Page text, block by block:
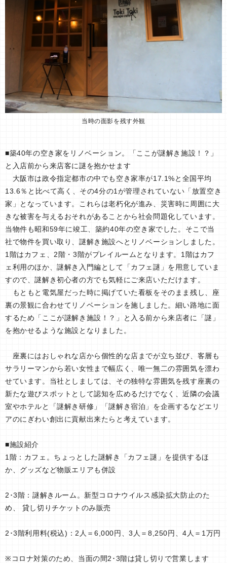
当時の面影を残す外観
■築40年の空き家をリノベーション。「ここが謎解き施設！？」
と入店前から来店客に謎を抱かせます
大阪市は政令指定都市の中でも空き家率が17.1%と全国平均
13.6％と比べて高く、その4分の1が管理されていない「放置空き
家」となっています。これらは老朽化が進み、災害時に周囲に大
きな被害を与えるおそれがあることから社会問題化しています。
当物件も昭和59年に竣工、築約40年の空き家でした。そこで当
社で物件を買い取り、謎解き施設へとリノベーションしました。
1階はカフェ、2階・3階がプレイルームとなります。1階はカフ
ェ利用のほか、謎解き入門編として「カフェ謎」を用意していま
すので、謎解き初心者の方でも気軽にご来店いただけます。
もともと電気屋だった時に掲げていた看板をそのまま残し、座
裏の景観に合わせてリノベーションを施しました。細い路地に面
するため「ここが謎解き施設！？」と入る前から来店者に「謎」
を抱かせるような施設となりました。
座裏にはおしゃれな店から個性的な店までが立ち並び、客層も
サラリーマンから若い女性まで幅広く、唯一無二の雰囲気を漂わ
せています。当社としましては、その独特な雰囲気を残す座裏の
新たな遊びスポットとして認知を広めるだけでなく、近隣の会議
室やホテルと「謎解き研修」「謎解き宿泊」を企画するなどエリ
アのにぎわい創出に貢献出来たらと考えています。
■施設紹介
1階：カフェ。ちょっとした謎解き「カフェ謎」を提供するほ
か、グッズなど物販エリアも併設
2･3階：謎解きルーム。新型コロナウイルス感染拡大防止のた
め、 貸し切りチケットのみ販売
2･3階利用料(税込)：2人＝6,000円、3人＝8,250円、4人＝1万円
※コロナ対策のため、当面の間2･3階は貸し切りで営業します